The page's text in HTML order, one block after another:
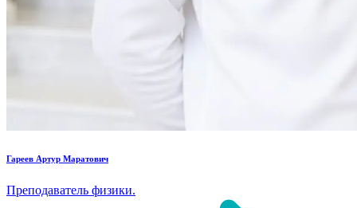
Гареев Артур Маратович
Преподаватель физики.